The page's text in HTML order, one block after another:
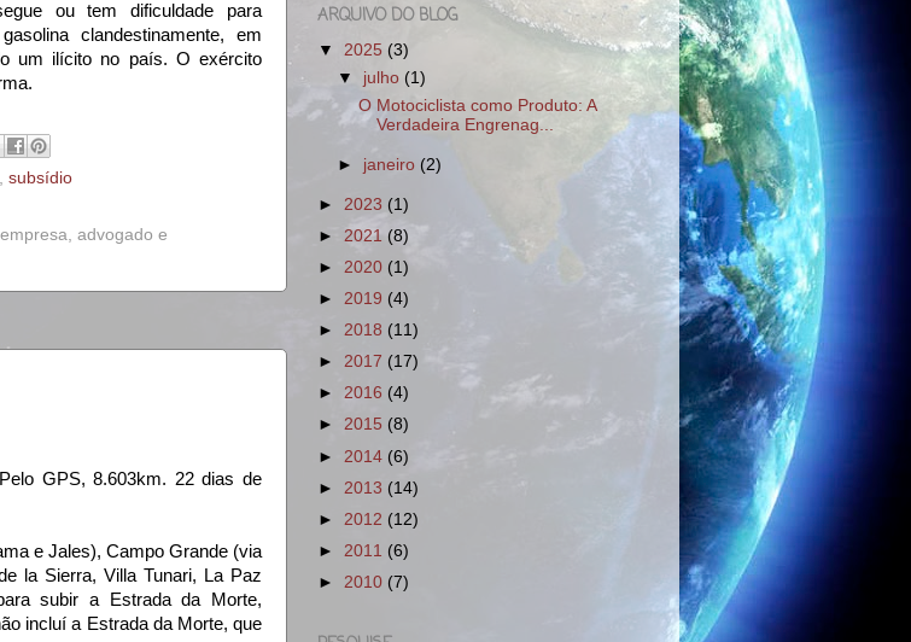
ou tem dificuldade para
clandestinamente, em
um ilícito no país. O exército
subsídio
advogado e
GPS, 8.603km. 22 dias de
e Jales), Campo Grande (via
la Sierra, Villa Tunari, La Paz
subir a Estrada da Morte,
incluí a Estrada da Morte, que
ARQUIVO DO BLOG
▼ 2025 (3)
▼ julho (1)
O Motociclista como Produto: A
Verdadeira Engrenag...
► janeiro(2)
► 2023 (1)
► 2021 (8)
► 2020 (1)
► 2019 (4)
► 2018 (11)
► 2017 (17)
► 2016 (4)
► 2015 (8)
► 2014 (6)
► 2013 (14)
► 2012 (12)
► 2011 (6)
► 2010 (7)